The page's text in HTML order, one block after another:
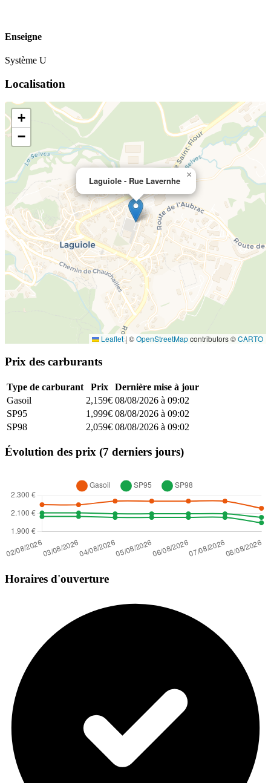
Enseigne
Système U
Localisation
Laguiole - Rue Lavernhe
×
+
−
Leaflet| ©OpenStreetMapcontributors ©CARTO
Prix des carburants
Type de carburant Prix
Dernière mise à jour
Gasoil
2,159€ 08/08/2026 à 09:02
SP95
1,999€ 08/08/2026 à 09:02
SP98
2,059€ 08/08/2026 à 09:02
Évolution des prix (7 derniers jours)
Horaires d'ouverture